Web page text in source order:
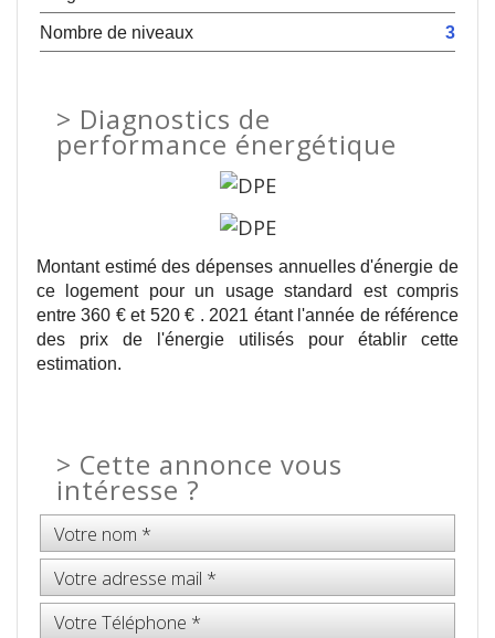
Nombre de niveaux
3
> Diagnostics de
performance énergétique
Montant estimé des dépenses annuelles d'énergie de
ce logement pour un usage standard est compris
entre 360 € et 520 € . 2021 étant l'année de référence
des prix de l'énergie utilisés pour établir cette
estimation.
> Cette annonce vous
intéresse ?